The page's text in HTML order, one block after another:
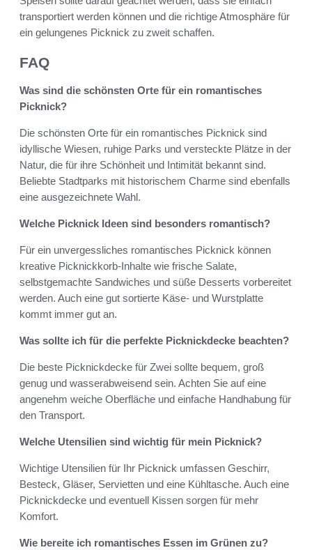
transportiert werden können und die richtige Atmosphäre für
ein gelungenes Picknick zu zweit schaffen.
FAQ
Was sind die schönsten Orte für ein romantisches
Picknick?
Die schönsten Orte für ein romantisches Picknick sind
idyllische Wiesen, ruhige Parks und versteckte Plätze in der
Natur, die für ihre Schönheit und Intimität bekannt sind.
Beliebte Stadtparks mit historischem Charme sind ebenfalls
eine ausgezeichnete Wahl.
Welche Picknick Ideen sind besonders romantisch?
Für ein unvergessliches romantisches Picknick können
kreative Picknickkorb-Inhalte wie frische Salate,
selbstgemachte Sandwiches und süße Desserts vorbereitet
werden. Auch eine gut sortierte Käse- und Wurstplatte
kommt immer gut an.
Was sollte ich für die perfekte Picknickdecke beachten?
Die beste Picknickdecke für Zwei sollte bequem, groß
genug und wasserabweisend sein. Achten Sie auf eine
angenehm weiche Oberfläche und einfache Handhabung für
den Transport.
Welche Utensilien sind wichtig für mein Picknick?
Wichtige Utensilien für Ihr Picknick umfassen Geschirr,
Besteck, Gläser, Servietten und eine Kühltasche. Auch eine
Picknickdecke und eventuell Kissen sorgen für mehr
Komfort.
Wie bereite ich romantisches Essen im Grünen zu?